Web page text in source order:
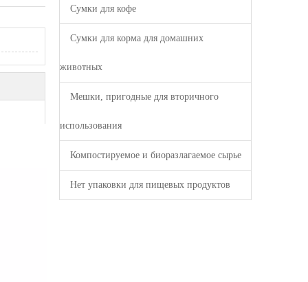
Сумки для кофе
Сумки для корма для домашних
животных
Мешки, пригодные для вторичного
использования
Компостируемое и биоразлагаемое сырье
Нет упаковки для пищевых продуктов